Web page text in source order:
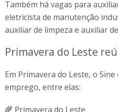
Também há vagas para
eletricista de manutenção
auxiliar de limpeza e auxiliar
Primavera do Leste
Em Primavera do Leste, o
emprego, entre elas:
🌾 Primavera do Leste